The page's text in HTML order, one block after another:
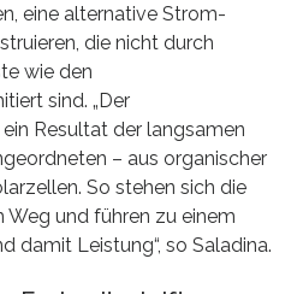
eine alternative Strom-
die nicht durch
wie den
sind. „Der
Resultat der langsamen
– aus organischer
So stehen sich die
und führen zu einem
damit Leistung“, so Saladina.